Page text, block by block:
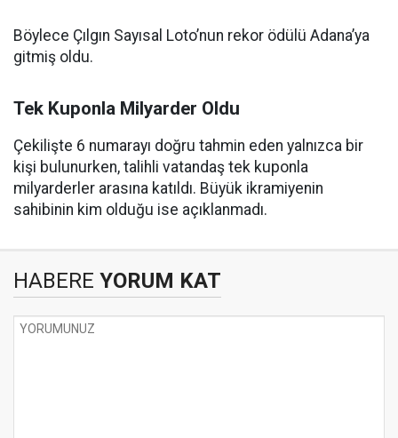
Böylece Çılgın Sayısal Loto’nun rekor ödülü Adana’ya
gitmiş oldu.
Tek Kuponla Milyarder Oldu
Çekilişte 6 numarayı doğru tahmin eden yalnızca bir
kişi bulunurken, talihli vatandaş tek kuponla
milyarderler arasına katıldı. Büyük ikramiyenin
sahibinin kim olduğu ise açıklanmadı.
HABERE YORUM KAT